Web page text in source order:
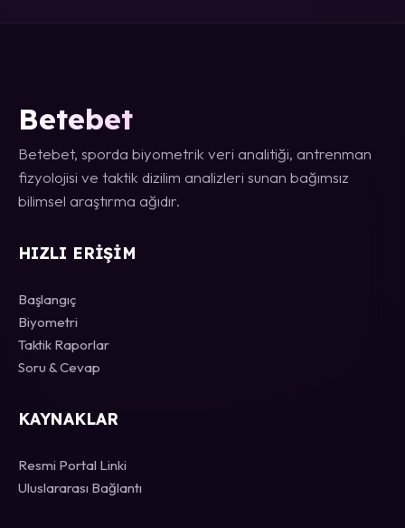
Betebet
Betebet, sporda biyometrik veri analitiği, antrenman
fizyolojisi ve taktik dizilim analizleri sunan bağımsız
bilimsel araştırma ağıdır.
HIZLI ERIŞIM
Başlangıç
Biyometri
Taktik Raporlar
Soru & Cevap
KAYNAKLAR
Resmi Portal Linki
Uluslararası Bağlantı